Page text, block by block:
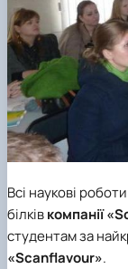
Всі наукові
білківкомпанії
студентам за
«Scanflavour».